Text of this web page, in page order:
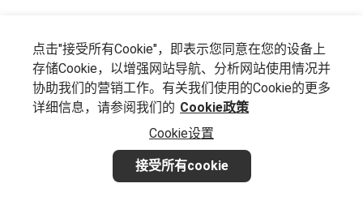
点击"接受所有Cookie"，即表示您同意在您的设备上
存储Cookie，以增强网站导航、分析网站使用情况并
协助我们的营销工作。有关我们使用的Cookie的更多
详细信息，请参阅我们的 Cookie政策
Cookie设置
接受所有cookie